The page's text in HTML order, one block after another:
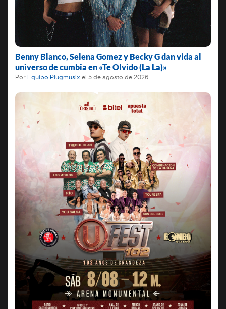
Benny Blanco, Selena Gomez y Becky G dan vida al
universo de cumbia en «Te Olvido (La La)»
Por Equipo Plugmusix el 5 de agosto de 2026